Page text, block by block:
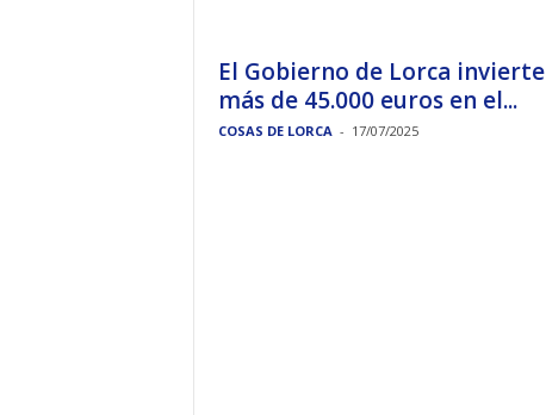
El Gobierno de Lorca invierte
más de 45.000 euros en el...
COSAS DE LORCA - 17/07/2025